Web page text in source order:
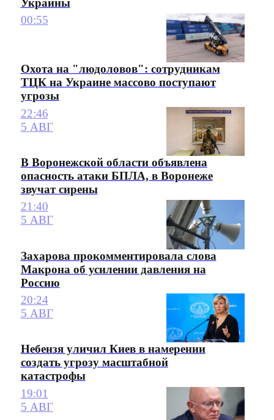
Украины
00:55
Охота на "людоловов": сотрудникам
ТЦК на Украине массово поступают
угрозы
22:46
5 АВГ
В Воронежской области объявлена
опасность атаки БПЛА, в Воронеже
звучат сирены
21:40
5 АВГ
Захарова прокомментировала слова
Макрона об усилении давления на
Россию
20:24
5 АВГ
Небензя уличил Киев в намерении
создать угрозу масштабной
катастрофы
19:01
5 АВГ